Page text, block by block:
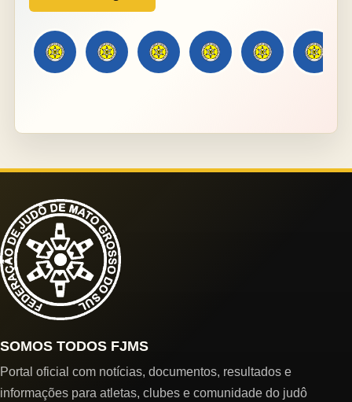
SOMOS TODOS FJMS
Portal oficial com notícias, documentos, resultados e
informações para atletas, clubes e comunidade do judô